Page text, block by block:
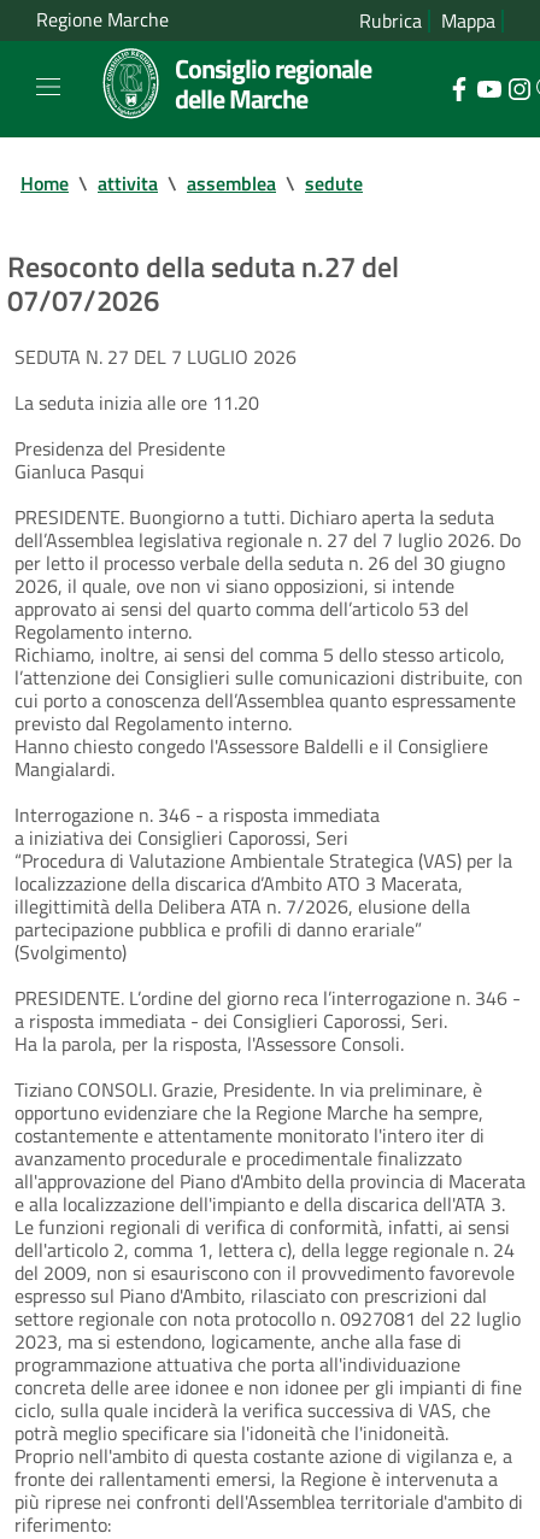
Regione Marche Rubrica Mappa
Consiglio regionale
delle Marche
Home \ attivita \ assemblea \ sedute
Resoconto della seduta n.27 del
07/07/2026
SEDUTA N. 27 DEL 7 LUGLIO 2026
La seduta inizia alle ore 11.20
Presidenza del Presidente
Gianluca Pasqui
PRESIDENTE. Buongiorno a tutti. Dichiaro aperta la seduta
dell’Assemblea legislativa regionale n. 27 del 7 luglio 2026. Do
per letto il processo verbale della seduta n. 26 del 30 giugno
2026, il quale, ove non vi siano opposizioni, si intende
approvato ai sensi del quarto comma dell’articolo 53 del
Regolamento interno.
Richiamo, inoltre, ai sensi del comma 5 dello stesso articolo,
l’attenzione dei Consiglieri sulle comunicazioni distribuite, con
cui porto a conoscenza dell’Assemblea quanto espressamente
previsto dal Regolamento interno.
Hanno chiesto congedo l'Assessore Baldelli e il Consigliere
Mangialardi.
Interrogazione n. 346 - a risposta immediata
a iniziativa dei Consiglieri Caporossi, Seri
“Procedura di Valutazione Ambientale Strategica (VAS) per la
localizzazione della discarica d’Ambito ATO 3 Macerata,
illegittimità della Delibera ATA n. 7/2026, elusione della
partecipazione pubblica e profili di danno erariale”
(Svolgimento)
PRESIDENTE. L’ordine del giorno reca l’interrogazione n. 346 -
a risposta immediata - dei Consiglieri Caporossi, Seri.
Ha la parola, per la risposta, l'Assessore Consoli.
Tiziano CONSOLI. Grazie, Presidente. In via preliminare, è
opportuno evidenziare che la Regione Marche ha sempre,
costantemente e attentamente monitorato l'intero iter di
avanzamento procedurale e procedimentale finalizzato
all'approvazione del Piano d'Ambito della provincia di Macerata
e alla localizzazione dell'impianto e della discarica dell'ATA 3.
Le funzioni regionali di verifica di conformità, infatti, ai sensi
dell'articolo 2, comma 1, lettera c), della legge regionale n. 24
del 2009, non si esauriscono con il provvedimento favorevole
espresso sul Piano d'Ambito, rilasciato con prescrizioni dal
settore regionale con nota protocollo n. 0927081 del 22 luglio
2023, ma si estendono, logicamente, anche alla fase di
programmazione attuativa che porta all'individuazione
concreta delle aree idonee e non idonee per gli impianti di fine
ciclo, sulla quale inciderà la verifica successiva di VAS, che
potrà meglio specificare sia l'idoneità che l'inidoneità.
Proprio nell'ambito di questa costante azione di vigilanza e, a
fronte dei rallentamenti emersi, la Regione è intervenuta a
più riprese nei confronti dell'Assemblea territoriale d'ambito di
riferimento: